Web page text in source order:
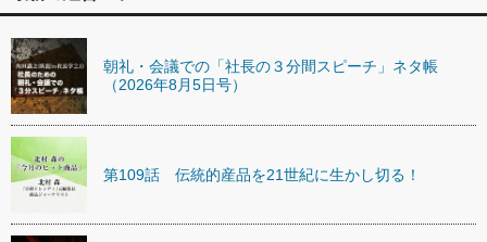
朝礼・会議での「社長の３分間スピーチ」ネタ帳
（2026年8月5日号）
第109話 伝統的産品を21世紀に生かし切る！